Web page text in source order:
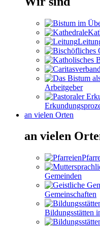
Arbeitgeber
an vielen Orten
an vielen
Gemeinden
Gemeinschaften
Bildungsstätten